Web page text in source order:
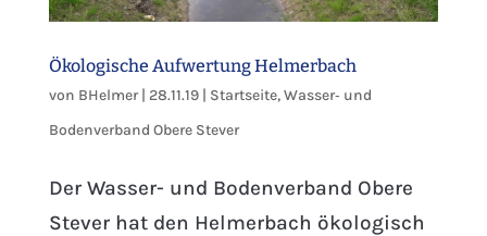
Ökologische Aufwertung Helmerbach
von BHelmer| 28.11.19| Startseite,Wasser‐ und
Bodenverband Obere Stever
Der Wasser- und Bodenverband Obere
Stever hat den Helmerbach ökologisch